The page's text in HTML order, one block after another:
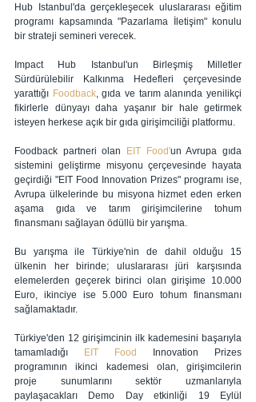
Hub Istanbul'da gerçekleşecek uluslararası eğitim
programı kapsamında "Pazarlama İletişim" konulu
bir strateji semineri verecek.
Impact Hub Istanbul'un Birleşmiş Milletler
Sürdürülebilir Kalkınma Hedefleri çerçevesinde
yarattığı Foodback, gıda ve tarım alanında yenilikçi
fikirlerle dünyayı daha yaşanır bir hale getirmek
isteyen herkese açık bir gıda girişimciliği platformu.
Foodback partneri olan EIT Food'un Avrupa gıda
sistemini geliştirme misyonu çerçevesinde hayata
geçirdiği "EIT Food Innovation Prizes" programı ise,
Avrupa ülkelerinde bu misyona hizmet eden erken
aşama gıda ve tarım girişimcilerine tohum
finansmanı sağlayan ödüllü bir yarışma.
Bu yarışma ile Türkiye'nin de dahil olduğu 15
ülkenin her birinde; uluslararası jüri karşısında
elemelerden geçerek birinci olan girişime 10.000
Euro, ikinciye ise 5.000 Euro tohum finansmanı
sağlamaktadır.
Türkiye'den 12 girişimcinin ilk kademesini başarıyla
tamamladığı EIT Food Innovation Prizes
programının ikinci kademesi olan, girişimcilerin
proje sunumlarını sektör uzmanlarıyla
paylaşacakları Demo Day etkinliği 19 Eylül